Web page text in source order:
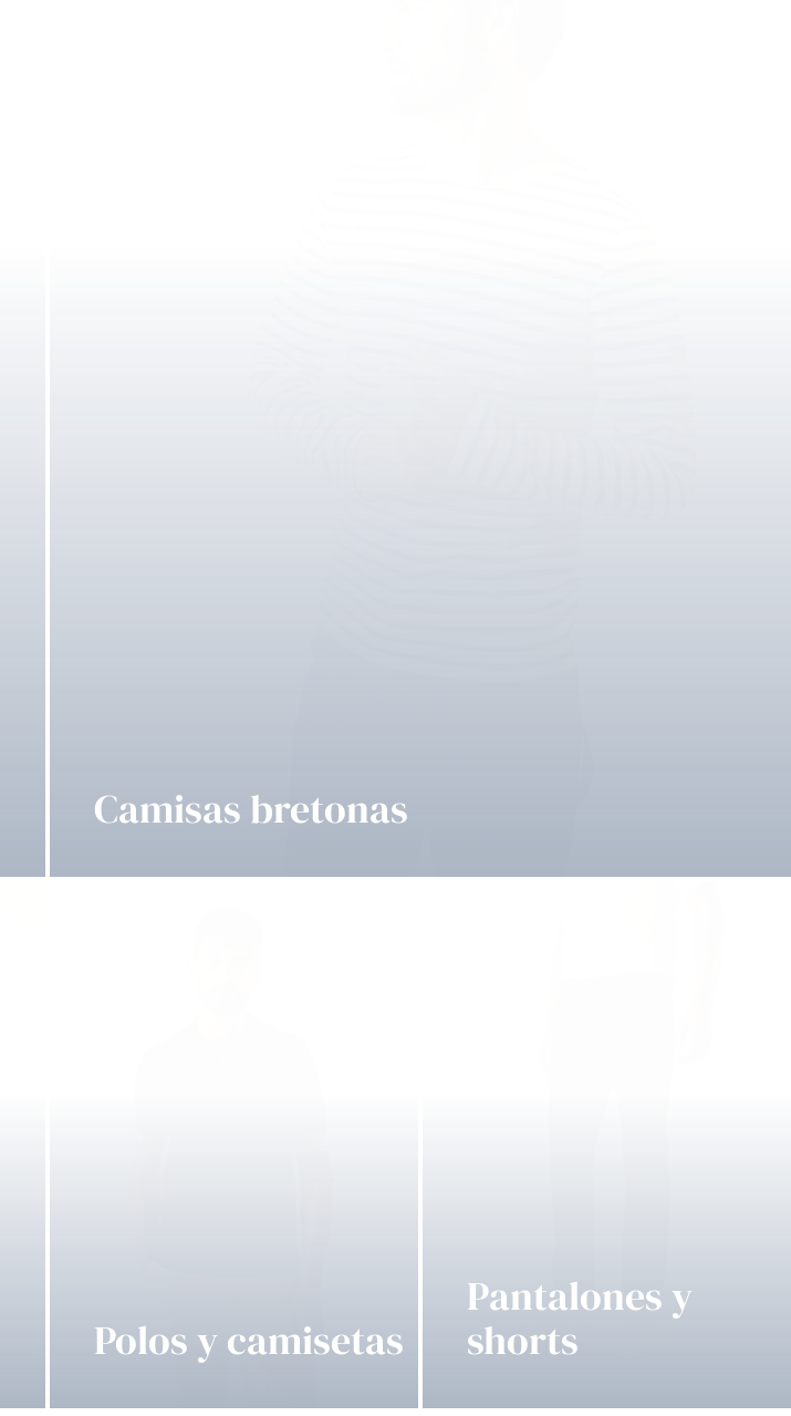
Camisas bretonas
Polos y camisetas
Pantalones y
shorts